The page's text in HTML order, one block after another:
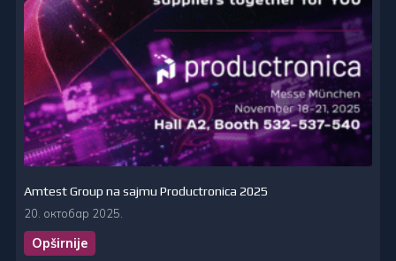
Amtest Group na sajmu Productronica 2025
20. октобар 2025.
Opširnije